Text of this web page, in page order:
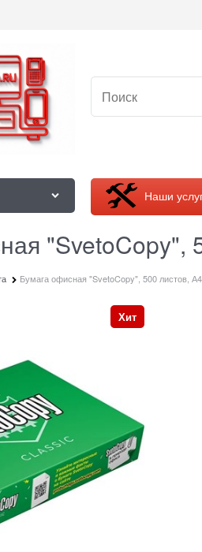
Наши
"SvetoCopy",
Бумага офисная "SvetoCopy", 500 листов, А4
Хит